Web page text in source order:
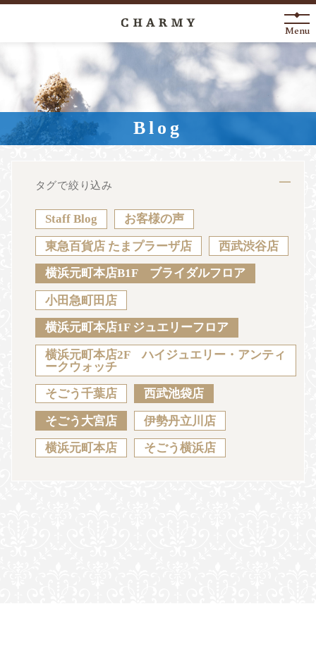
New Arrival
About
Engagement Ring
Anniversary
News Blog
Sustainability Voice Catalog
JA EN CH KO
Menu
Blog
タグで絞り込み
Staff Blog お客様の声
東急百貨店 たまプラーザ店 西武渋谷店
横浜元町本店B1F ブライダルフロア
小田急町田店
横浜元町本店1F ジュエリーフロア
横浜元町本店2F ハイジュエリー・アンティ
ークウォッチ
そごう千葉店 西武池袋店
そごう大宮店 伊勢丹立川店
横浜元町本店 そごう横浜店